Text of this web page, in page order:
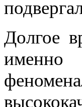
Долгое
именно